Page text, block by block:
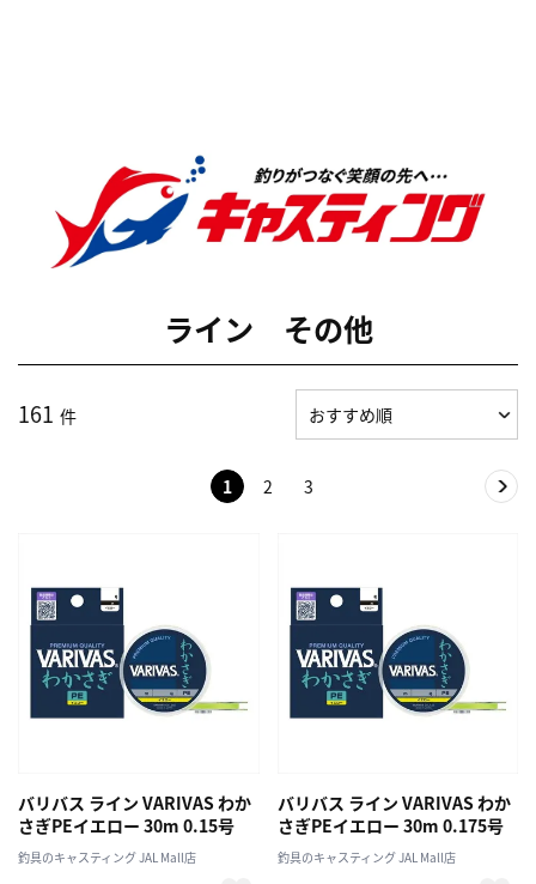
ライン その他
161 件
1 2 3
バリバス ライン VARIVAS わか
さぎPEイエロー 30m 0.15号
釣具のキャスティング JAL Mall店
バリバス ライン VARIVAS わか
さぎPEイエロー 30m 0.175号
釣具のキャスティング JAL Mall店